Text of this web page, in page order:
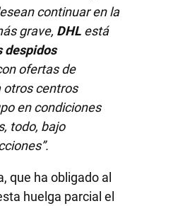
continuar en la
grave, DHL está
despidos
ofertas de
otros centros
en condiciones
todo, bajo
que ha obligado al
huelga parcial el